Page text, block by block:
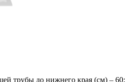
трубы до нижнего края (см) – 60;